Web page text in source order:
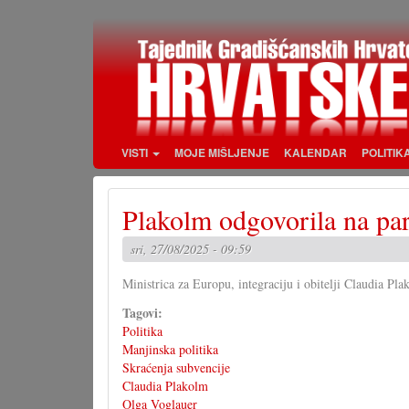
VISTI MOJE MIŠLJENJE KALENDAR
Plakolm odgovorila na
sri, 27/08/2025 - 09:59
Ministrica za Europu, integraciju i obitelji Claudia
Tagovi:
Politika
Manjinska politika
Skraćenja subvencije
Claudia Plakolm
Olga Voglauer